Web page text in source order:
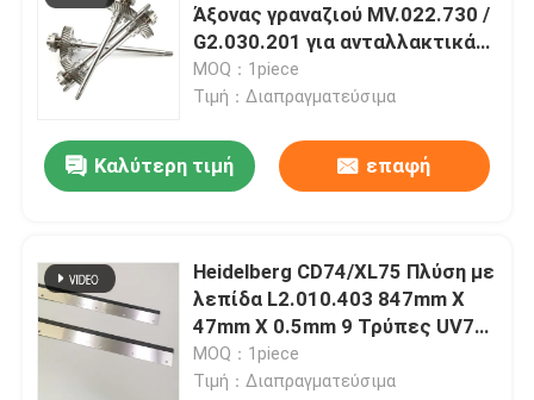
Άξονας γραναζιού MV.022.730 /
G2.030.201 για ανταλλακτικά
εκτυπωτικών μηχανών
Heidelberg
MOQ：1piece
Τιμή：Διαπραγματεύσιμα
Καλύτερη τιμή επαφή
Heidelberg CD74/XL75 Πλύση με
λεπίδα L2.010.403 847mm X
47mm X 0.5mm 9 Τρύπες UV74
Τυπογραφικά ανταλλακτικά
MOQ：1piece
Τιμή：Διαπραγματεύσιμα